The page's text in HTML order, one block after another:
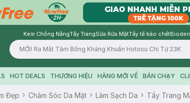
Kem Chống NắngTẩy TrangSữa Rửa MặtTẩy tế bào chết
HOT DEALS THƯƠNG HIỆU HÀNG MỚI VỀ BÁN CHẠY
Đẹp Chăm Sóc Da Mặt Làm Sạch Da Tẩy Trang